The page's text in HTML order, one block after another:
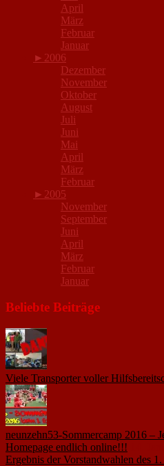
April
März
Februar
Januar
► 2006
Dezember
November
Oktober
August
Juli
Juni
Mai
April
März
Februar
► 2005
November
September
Juni
April
März
Februar
Januar
Beliebte Beiträge
Viele Transporter voller
neunzehn53-Sommercamp 2016 –
Homepage endlich online!!!
Ergebnis der Vorstandwahlen des